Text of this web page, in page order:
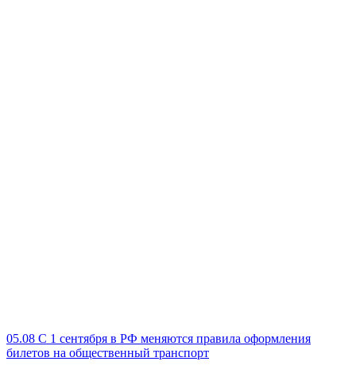
05.08 С 1 сентября в РФ меняются правила оформления
билетов на общественный транспорт